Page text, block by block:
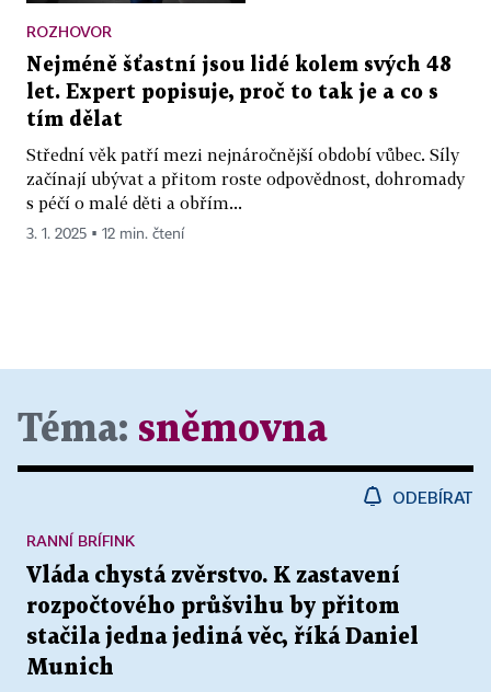
ROZHOVOR
Nejméně šťastní jsou lidé kolem svých 48
let. Expert popisuje, proč to tak je a co s
tím dělat
Střední věk patří mezi nejnáročnější období vůbec. Síly
začínají ubývat a přitom roste odpovědnost, dohromady
s péčí o malé děti a obřím...
3. 1. 2025 ▪ 12 min. čtení
Téma: sněmovna
ODEBÍRAT
Vláda chystá zvěrstvo. K zastavení
rozpočtového průšvihu by přitom
stačila jedna jediná věc, říká Daniel
Munich
RANNÍ BRÍFINK